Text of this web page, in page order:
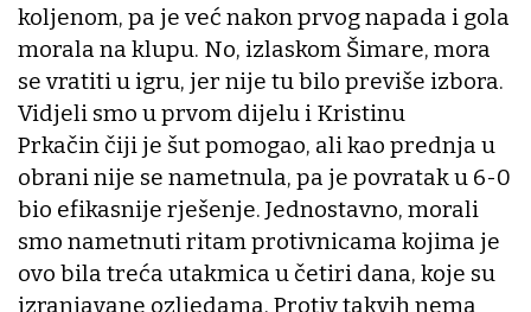
koljenom, pa je već nakon prvog napada i gola
morala na klupu. No, izlaskom Šimare, mora
se vratiti u igru, jer nije tu bilo previše izbora.
Vidjeli smo u prvom dijelu i Kristinu
Prkačin čiji je šut pomogao, ali kao prednja u
obrani nije se nametnula, pa je povratak u 6-0
bio efikasnije rješenje. Jednostavno, morali
smo nametnuti ritam protivnicama kojima je
ovo bila treća utakmica u četiri dana, koje su
izranjavane ozljedama. Protiv takvih nema